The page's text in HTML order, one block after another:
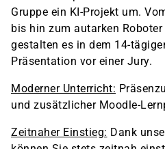
Gruppe ein KI-Projekt um.
bis hin zum autarken
gestalten es in dem 14-
Präsentation vor einer Jury.
Moderner Unterricht:
und zusätzlicher Moodle-
Zeitnaher Einstieg: Dank